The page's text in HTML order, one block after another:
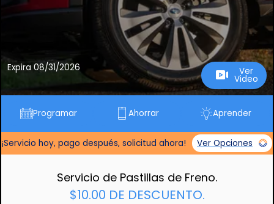
Expira 08/31/2026 Ver
Video
Programar Ahorrar Aprender
¡Servicio hoy, pago después, solicitud ahora! Ver Opciones
Servicio de Pastillas de Freno.
$10.00 DE DESCUENTO.